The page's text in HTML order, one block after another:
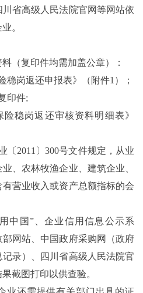
省高级人民法院官网等网站依
。
（复印件均需加盖公章）：
稳岗返还申报表》（附件1）；
印件;
险稳岗返还审核资料明细表》
〔2011〕300号文件规定，从业
、农林牧渔企业、建筑企业、
营业收入或资产总额指标的会
中国”、企业信用信息公示系
网站、中国政府采购网（政府
录）、四川省高级人民法院官
截图打印以供查验。